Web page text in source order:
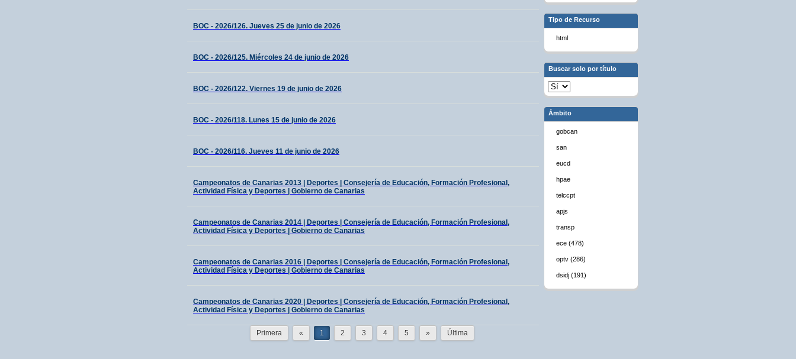
BOC - 2026/126. Jueves 25 de junio de 2026
BOC - 2026/125. Miércoles 24 de junio de 2026
BOC - 2026/122. Viernes 19 de junio de 2026
BOC - 2026/118. Lunes 15 de junio de 2026
BOC - 2026/116. Jueves 11 de junio de 2026
Campeonatos de Canarias 2013 | Deportes | Consejería de Educación, Formación Profesional,
Actividad Física y Deportes | Gobierno de Canarias
Campeonatos de Canarias 2014 | Deportes | Consejería de Educación, Formación Profesional,
Actividad Física y Deportes | Gobierno de Canarias
Campeonatos de Canarias 2016 | Deportes | Consejería de Educación, Formación Profesional,
Actividad Física y Deportes | Gobierno de Canarias
Campeonatos de Canarias 2020 | Deportes | Consejería de Educación, Formación Profesional,
Actividad Física y Deportes | Gobierno de Canarias
Primera « 1 2 3 4 5 » Última
Tipo de Recurso
html
Buscar solo por título
Ámbito
gobcan
san
eucd
hpae
telccpt
apjs
transp
ece (478)
optv (286)
dsidj (191)